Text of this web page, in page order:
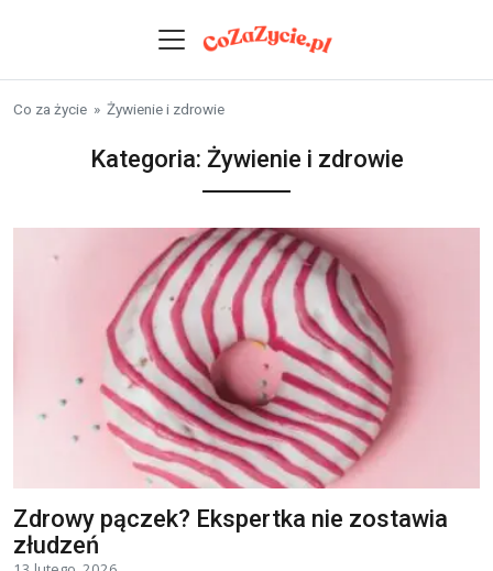
Co za życie » Żywienie i zdrowie
Kategoria: Żywienie i zdrowie
Zdrowy pączek? Ekspertka nie zostawia
złudzeń